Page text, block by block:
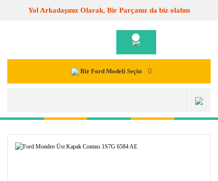
Yol Arkadaşınız Olarak, Bir Parçanız da biz olalım
Bir Ford Modeli Seçin